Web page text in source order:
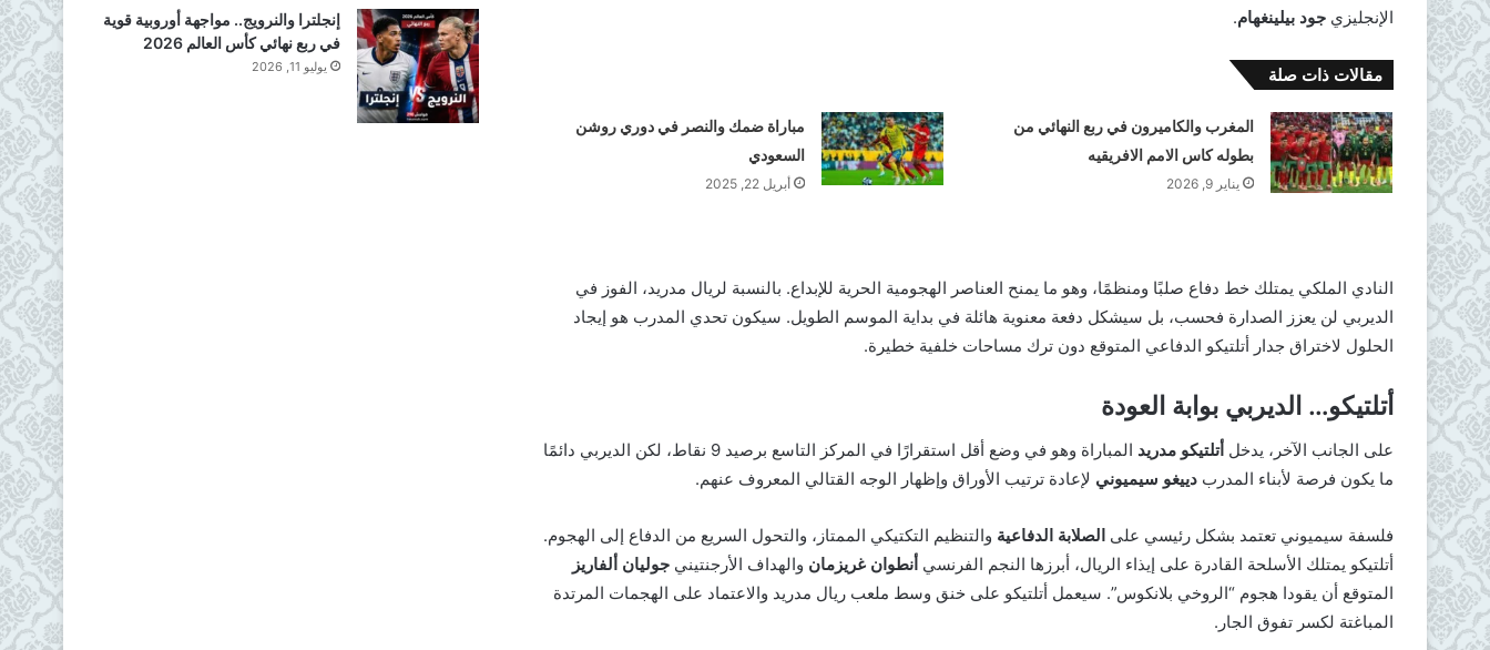
الإنجليزي جود بيلينغهام.
مقالات ذات صلة
المغرب والكاميرون في ربع النهائي من
بطوله كاس الامم الافريقيه
يناير 9, 2026
مباراة ضمك والنصر في دوري روشن
السعودي
أبريل 22, 2025
​النادي الملكي يمتلك خط دفاع صلبًا ومنظمًا، وهو ما يمنح العناصر الهجومية الحرية للإبداع. بالنسبة لريال مدريد، الفوز في
الديربي لن يعزز الصدارة فحسب، بل سيشكل دفعة معنوية هائلة في بداية الموسم الطويل. سيكون تحدي المدرب هو إيجاد
الحلول لاختراق جدار أتلتيكو الدفاعي المتوقع دون ترك مساحات خلفية خطيرة.
أتلتيكو… الديربي بوابة العودة
​على الجانب الآخر، يدخل أتلتيكو مدريد
المباراة وهو في وضع أقل استقرارًا في المركز التاسع برصيد 9 نقاط، لكن الديربي دائمًا
ما يكون فرصة لأبناء المدرب دييغو سيميوني لإعادة ترتيب الأوراق وإظهار الوجه القتالي المعروف عنهم.
​فلسفة سيميوني تعتمد بشكل رئيسي على الصلابة الدفاعية والتنظيم التكتيكي الممتاز، والتحول السريع من الدفاع إلى الهجوم.
أتلتيكو يمتلك الأسلحة القادرة على إيذاء الريال، أبرزها النجم الفرنسي أنطوان غريزمان والهداف الأرجنتيني جوليان ألفاريز
المتوقع أن يقودا هجوم “الروخي بلانكوس”. سيعمل أتلتيكو على خنق وسط ملعب ريال مدريد والاعتماد على الهجمات المرتدة
المباغتة لكسر تفوق الجار.
إنجلترا والنرويج.. مواجهة أوروبية قوية
في ربع نهائي كأس العالم 2026
يوليو 11, 2026